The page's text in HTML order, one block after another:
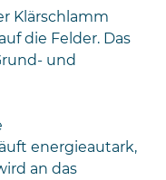
Klärschlamm
die Felder. Das
und
energieautark,
an das